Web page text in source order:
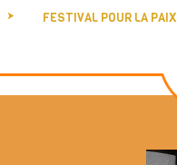
FESTIVAL POUR LA PAIX